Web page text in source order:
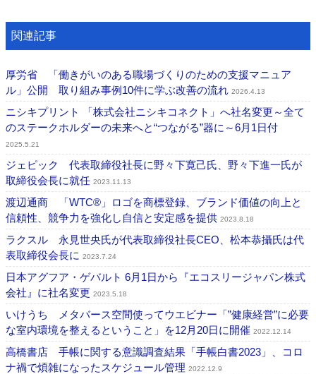
関連記事
厚労省 「働きがいのある職場づくりのための⽀援マニュア
ル」公開 取り組み事例10件に学ぶ改善の流れ 2026.4.13
ニシキプリント 「株式会社ニシキコネクト」へ社名変更～全て
のステークホルダーの未来へと“つながる”器に～6月1日付
2025.5.21
ジェピック 代表取締役社長に野々下寛己氏、野々下進一氏が
取締役会長に就任 2023.11.13
渡辺通商 「WTC®」ロゴを商標登録、ブランド価値の向上と
信頼性、競争力を強化し自信と安定感を提供 2023.8.18
ラクスル 永見世央氏が代表取締役社長CEO、松本恭攝氏は代
表取締役会長に 2023.7.24
日本アグフア・ゲバルト 6月1日から『エコスリージャパン株式
会社』に社名変更 2023.5.18
いけうち メタバース空間使ってウエビナー「”健康経営”に必要
な室内環境を整えるということ」を12月20日に開催 2022.12.14
高橋書店 手帳に関する意識調査結果「手帳白書2023」、コロ
ナ禍で煩雑になったスケジュール管理 2022.12.9